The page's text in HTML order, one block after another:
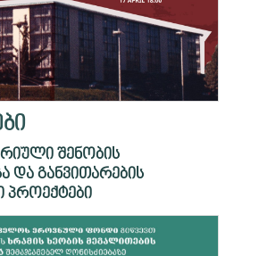
შენობის
და განვითარების
პროექტები